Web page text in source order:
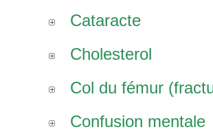
Cataracte
Cholesterol
Col du fémur
Confusion mentale